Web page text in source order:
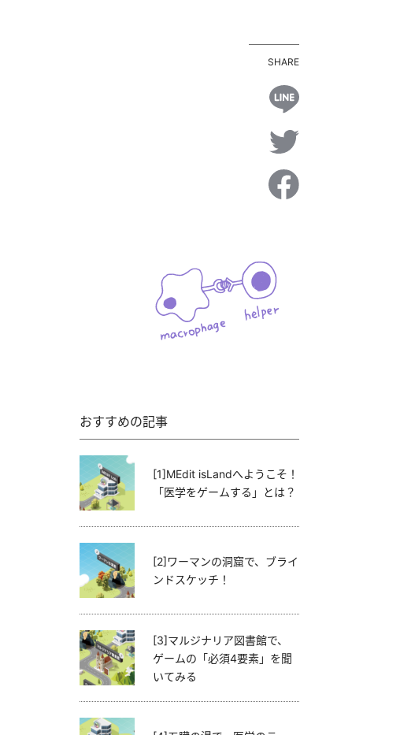
SHARE
おすすめの記事
[1]MEdit isLandへようこそ！
「医学をゲームする」とは？
[2]ワーマンの洞窟で、ブライ
ンドスケッチ！
[3]マルジナリア図書館で、
ゲームの「必須4要素」を聞
いてみる